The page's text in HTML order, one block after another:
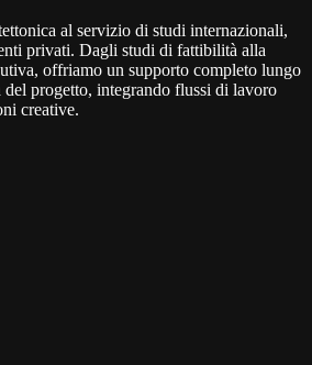
al servizio di studi internazionali,
privati. Dagli studi di fattibilità alla
offriamo un supporto completo lungo
progetto, integrando flussi di lavoro
creative.